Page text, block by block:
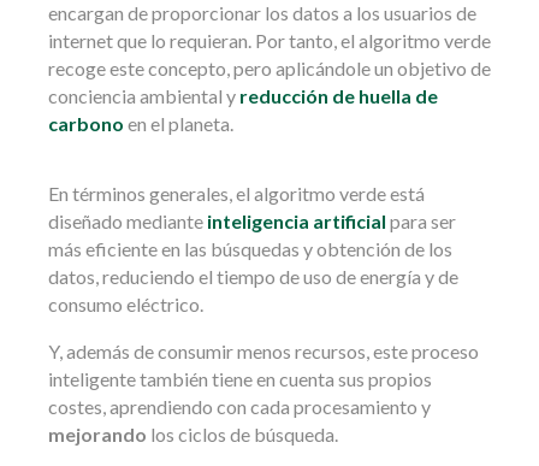
encargan de proporcionar los datos a los usuarios de
internet que lo requieran. Por tanto, el algoritmo verde
recoge este concepto, pero aplicándole un objetivo de
conciencia ambiental y reducción de huella de
carbono en el planeta.
En términos generales, el algoritmo verde está
diseñado mediante inteligencia artificial para ser
más eficiente en las búsquedas y obtención de los
datos, reduciendo el tiempo de uso de energía y de
consumo eléctrico.
Y, además de consumir menos recursos, este proceso
inteligente también tiene en cuenta sus propios
costes, aprendiendo con cada procesamiento y
mejorando los ciclos de búsqueda.